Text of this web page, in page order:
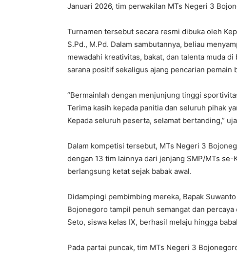
Januari 2026, tim perwakilan MTs Negeri 3
Turnamen tersebut secara resmi dibuka oleh
S.Pd., M.Pd. Dalam sambutannya, beliau
mewadahi kreativitas, bakat, dan talenta muda
sarana positif sekaligus ajang pencarian pemain
“Bermainlah dengan menjunjung tinggi
Terima kasih kepada panitia dan seluruh pihak
Kepada seluruh peserta, selamat bertanding,”
Dalam kompetisi tersebut, MTs Negeri 3
dengan 13 tim lainnya dari jenjang SMP/MTs se-
berlangsung ketat sejak babak awal.
Didampingi pembimbing mereka, Bapak
Bojonegoro tampil penuh semangat dan
Seto, siswa kelas IX, berhasil melaju hingga
Pada partai puncak, tim MTs Negeri 3